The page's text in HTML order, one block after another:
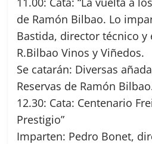
de Ramón Bilbao. Lo
Bastida, director técnico y
R.Bilbao Vinos y Viñedos.
Se catarán: Diversas
Reservas de Ramón
12.30: Cata: Centenario
Prestigio”
Imparten: Pedro Bonet,